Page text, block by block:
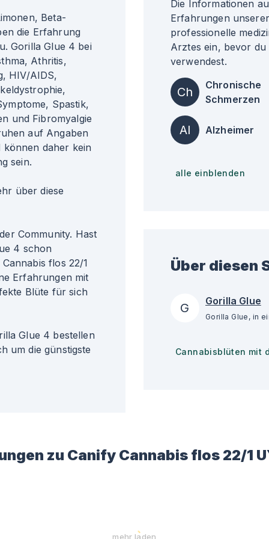
Beta-
die Erfahrung
Gorilla Glue 4 bei
Athritis,
HIV/AIDS,
Spastik,
und Fibromyalgie
auf Angaben
daher kein
sein.
über diese
Community. Hast
4 schon
flos 22/1
Erfahrungen mit
Blüte für sich
Glue 4 bestellen
um die günstigste
Die Informationen
Erfahrungen
professionelle
Arztes ein, bevor
verwendest.
Ch
Chronische
Schmerzen
Al Alzheimer
alle einblenden
Über diesen
G Gorilla Glue
Cannabisblüten mit
zu Canify Cannabis flos 22/1
mehr laden